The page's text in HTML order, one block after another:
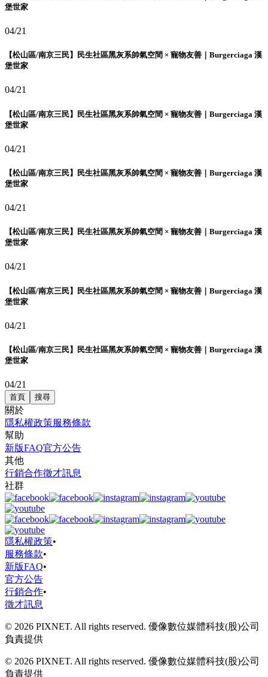
堡世家
04/21
【松山區/南京三民】民生社區黑灰系帥氣空間 × 寵物友善｜Burgerciaga 漢
堡世家
04/21
【松山區/南京三民】民生社區黑灰系帥氣空間 × 寵物友善｜Burgerciaga 漢
堡世家
04/21
【松山區/南京三民】民生社區黑灰系帥氣空間 × 寵物友善｜Burgerciaga 漢
堡世家
04/21
【松山區/南京三民】民生社區黑灰系帥氣空間 × 寵物友善｜Burgerciaga 漢
堡世家
04/21
【松山區/南京三民】民生社區黑灰系帥氣空間 × 寵物友善｜Burgerciaga 漢
堡世家
04/21
【松山區/南京三民】民生社區黑灰系帥氣空間 × 寵物友善｜Burgerciaga 漢
堡世家
04/21
首頁 搜尋
關於
隱私權政策服務條款
幫助
新版FAQ官方公告
其他
行銷合作徵才訊息
社群
隱私權政策•
服務條款•
新版FAQ•
官方公告
行銷合作•
徵才訊息
© 2026 PIXNET. All rights reserved. 優像數位媒體科技(股)公司
負責提供
© 2026 PIXNET. All rights reserved. 優像數位媒體科技(股)公司
負責提供